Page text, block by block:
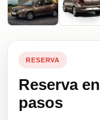
RESERVA
Reserva
pasos